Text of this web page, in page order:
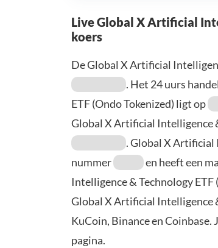
Live Global X Artificial
koers
De Global X Artificial
. Het 24 uurs
ETF (Ondo Tokenized) ligt op
Global X Artificial Intelligence
. Global X Artificial
nummer
en heeft een
Intelligence & Technology ETF
Global X Artificial Intelligence
KuCoin, Binance en
pagina.